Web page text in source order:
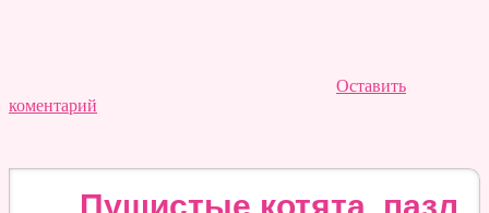
Оставить
коментарий
Пушистые котята, пазл